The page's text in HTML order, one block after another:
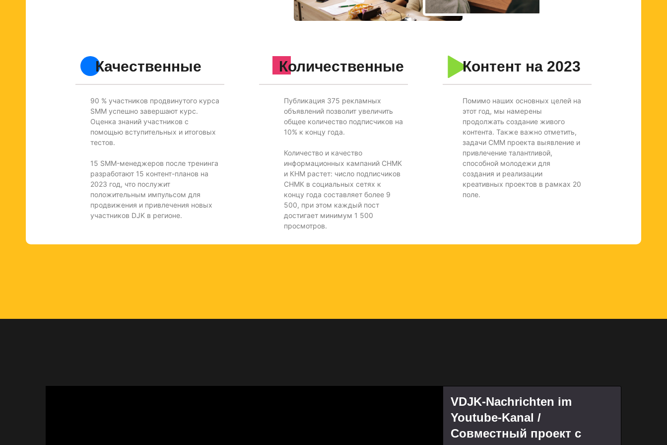
90 % участников продвинутого курса
SMM успешно завершают курс.
Оценка знаний участников с
помощью вступительных и итоговых
тестов.
15 SMM-менеджеров после тренинга
разработают 15 контент-планов на
2023 год, что послужит
положительным импульсом для
продвижения и привлечения новых
участников DJK в регионе.
Публикация 375 рекламных
объявлений позволит увеличить
общее количество подписчиков на
10% к концу года.
Количество и качество
информационных кампаний СНМК
и КНМ растет: число подписчиков
СНМК в социальных сетях к
концу года составляет более 9
500, при этом каждый пост
достигает минимум 1 500
просмотров.
Помимо наших основных целей на
этот год, мы намерены
продолжать создание живого
контента. Также важно отметить,
задачи СММ проекта выявление и
привлечение талантливой,
способной молодежи для
создания и реализации
креативных проектов в рамках 20
поле.
Качественные Количественные Контент на 2023
VDJK-Nachrichten im
Youtube-Kanal /
Совместный проект с